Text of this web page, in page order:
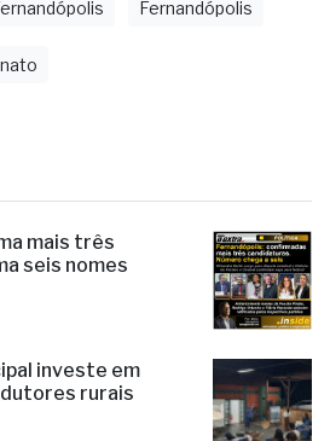
Fernandópolis
mais três
seis nomes
investe em
rurais